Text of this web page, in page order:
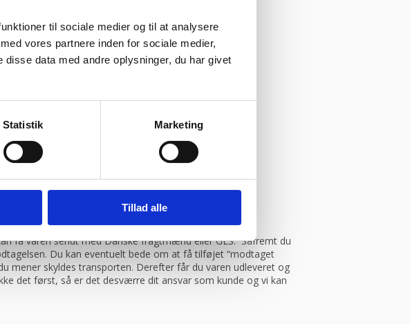
til sociale medier og til at analysere
vores partnere inden for sociale medier,
data med andre oplysninger, du har givet
Statistik Marketing
Tillad alle
klokken 13.30.
få varen sendt med Danske fragtmænd eller GLS. Såfremt du
Du kan eventuelt bede om at få tilføjet “modtaget
mener skyldes transporten. Derefter får du varen udleveret og
det først, så er det desværre dit ansvar som kunde og vi kan